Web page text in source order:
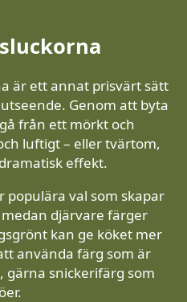
är ett annat prisvärt sätt
Genom att byta
från ett mörkt och
luftigt – eller tvärtom,
effekt.
populära val som skapar
djärvare färger
kan ge köket mer
använda färg som är
gärna snickerifärg som